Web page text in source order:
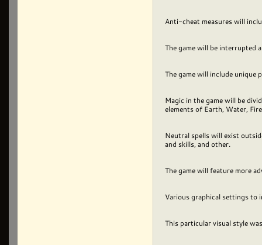
Anti-cheat measures will
The game will be interrupted
The game will include unique
Magic in the game will be
elements of Earth, Water,
Neutral spells will exist
and skills, and other.
The game will feature more
Various graphical settings to
This particular visual style